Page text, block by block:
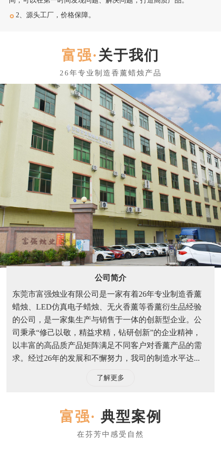
2、源头工厂，价格保障。
关于我们
公司简介
东莞市富强烛业有限公司是一家有着26年专业制造香薰
蜡烛、LED仿真电子蜡烛、无火香薰等香薰衍生品经验
的公司，是一家集生产与销售于一体的创新型企业。公
司秉承“修己以敬，精益求精，钻研创新”的企业精神，
以丰富的高品质产品矩阵满足不同客户对香薰产品的需
求。经过26年的发展和不懈努力，我司的制造水平达...
了解更多
典型案例